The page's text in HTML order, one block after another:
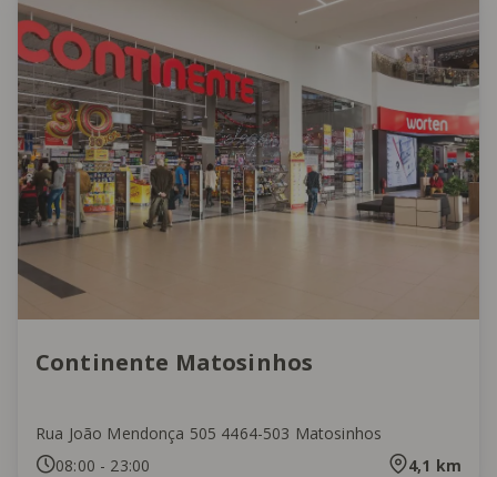
Continente Matosinhos
Rua João Mendonça 505 4464-503 Matosinhos
08:00 - 23:00 4,1 km